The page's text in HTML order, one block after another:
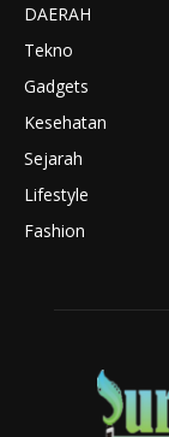
DAERAH
Tekno
Gadgets
Kesehatan
Sejarah
Lifestyle
Fashion